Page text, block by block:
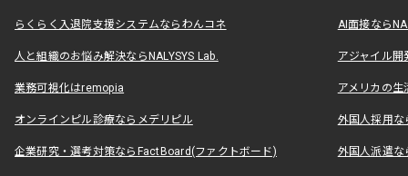
らくらく入退院支援システムならわんコネ AI面接なら
人と組織のお悩み解決ならNALYSYS Lab. アジャイル
業務可視化はremopia アメリカの
オンラインピル診療ならメデリピル 外国人採用
企業研究・選考対策ならFactBoard(ファクトボード) 外国人派遣な